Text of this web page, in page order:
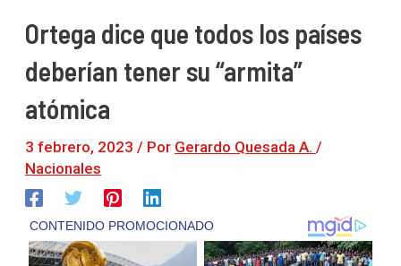
Ortega dice que todos los países
deberían tener su “armita”
atómica
3 febrero, 2023 / Por Gerardo Quesada A. /
Nacionales